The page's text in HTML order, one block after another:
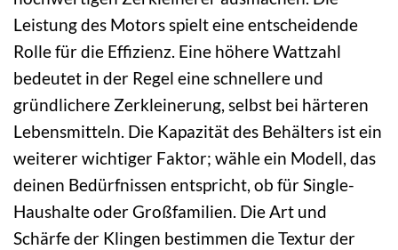
Leistung des Motors spielt eine entscheidende
Rolle für die Effizienz. Eine höhere Wattzahl
bedeutet in der Regel eine schnellere und
gründlichere Zerkleinerung, selbst bei härteren
Lebensmitteln. Die Kapazität des Behälters ist ein
weiterer wichtiger Faktor; wähle ein Modell, das
deinen Bedürfnissen entspricht, ob für Single-
Haushalte oder Großfamilien. Die Art und
Schärfe der Klingen bestimmen die Textur der